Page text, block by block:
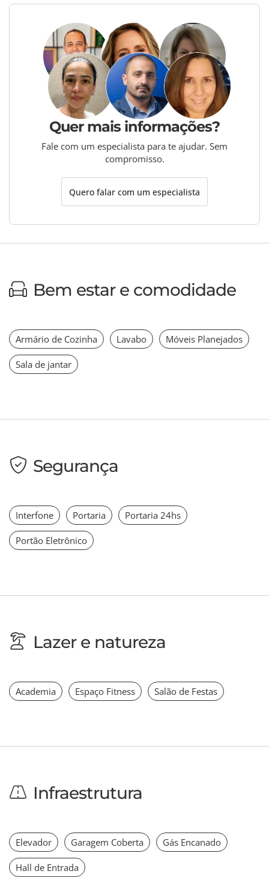
Quer mais informações?
Fale com um especialista para te ajudar. Sem
compromisso.
Quero falar com um especialista
Bem estar e comodidade
Armário de Cozinha Lavabo Móveis Planejados
Sala de jantar
Segurança
Interfone Portaria Portaria 24hs
Portão Eletrônico
Lazer e natureza
Academia Espaço Fitness Salão de Festas
Infraestrutura
Elevador Garagem Coberta Gás Encanado
Hall de Entrada